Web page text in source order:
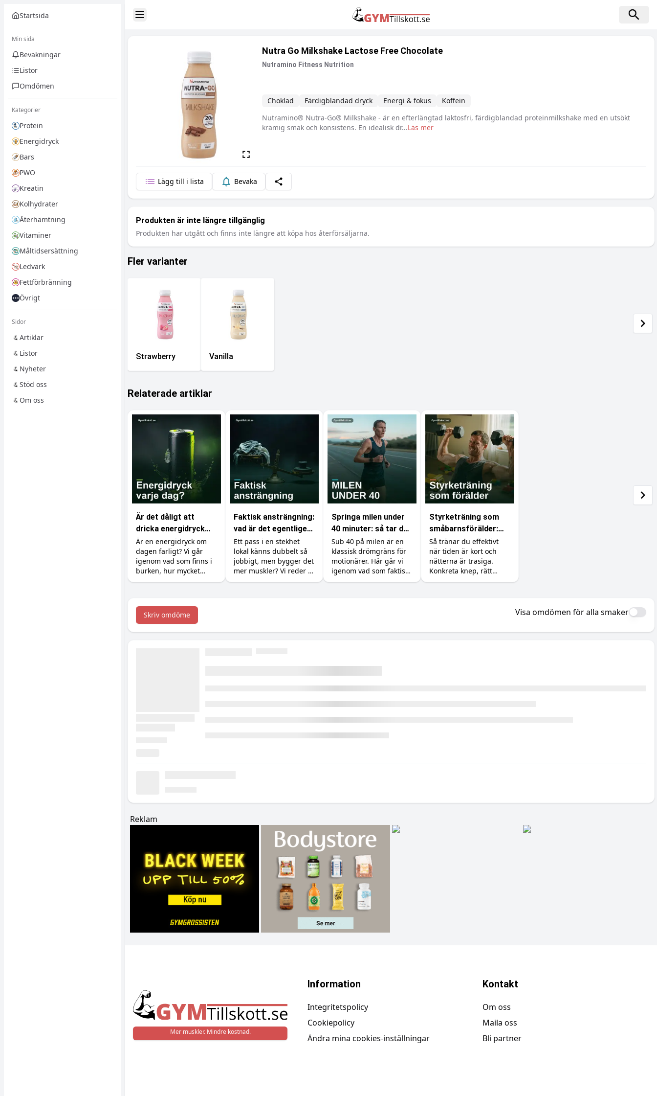
Startsida
Min sida
Bevakningar
Listor
Omdömen
Kategorier
Protein
Energidryck
Bars
PWO
Kreatin
Kolhydrater
Återhämtning
Vitaminer
Måltidsersättning
Ledvärk
Fettförbränning
Övrigt
Sidor
Artiklar
Listor
Nyheter
Stöd oss
Om oss
Toggle Sidebar
Nutra Go Milkshake Lactose Free Chocolate
Nutramino Fitness Nutrition
Choklad Färdigblandad dryck Energi & fokus
Koffein
Beskrivning
Nutramino® Nutra-Go® Milkshake - är en efterlängtad laktosfri, färdigblandad proteinmilkshake med en utsökt
krämig smak och konsistens. En idealisk dr...Läs mer
Lägg till i lista Bevaka Dela
Produkten är inte längre tillgänglig
Produkten har utgått och finns inte längre att köpa hos återförsäljarna.
Fler varianter
Strawberry Vanilla
Relaterade artiklar
Är det dåligt att
dricka energidryck
varje dag?
Är en energidryck om
dagen farligt? Vi går
igenom vad som finns i
burken, hur mycket
koffein du tål, varför
med tänderna och hur
du gör det till en okej
Faktisk ansträngning:
vad är det egentligen
som räknas i
gymmet?
Ett pass i en stekhet
lokal känns dubbelt så
jobbigt, men bygger det
mer muskler? Vi reder ut
skillnaden mellan att
Springa milen under
40 minuter: så tar du
dig under
drömgränsen
Sub 40 på milen är en
klassisk drömgräns för
motionärer. Här går vi
igenom vad som faktiskt
krävs, hur du lägger
Styrketräning som
småbarnsförälder:
bygg muskler på lite
tid och lite sömn
Så tränar du effektivt
när tiden är kort och
nätterna är trasiga.
Konkreta knep, rätt
tillskott och realistiska
Skriv omdöme
Visa omdömen för alla smaker
Reklam
Mer muskler. Mindre kostnad.
Information
Integritetspolicy
Cookiepolicy
Ändra mina cookies-inställningar
Kontakt
Om oss
Maila oss
Bli partner